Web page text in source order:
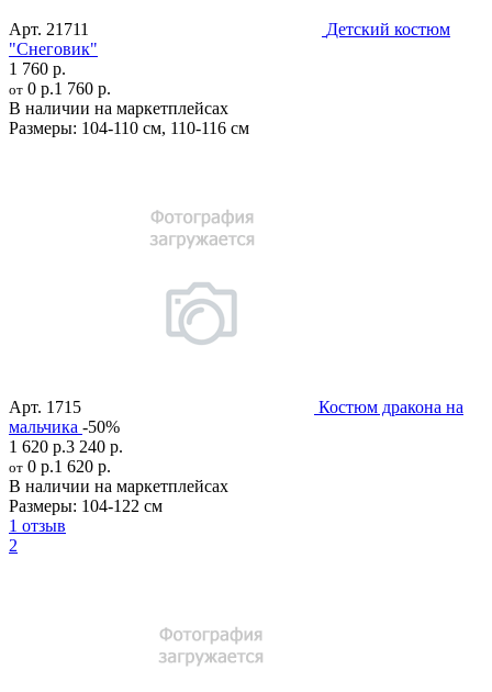
Арт. 21711
Детский костюм
"Снеговик"
1 760 р.
от 0 р.1 760 р.
В наличии на маркетплейсах
Размеры: 104-110 см, 110-116 см
Арт. 1715
Костюм дракона на
мальчика -50%
1 620 р.3 240 р.
от 0 р.1 620 р.
В наличии на маркетплейсах
Размеры: 104-122 см
1 отзыв
2